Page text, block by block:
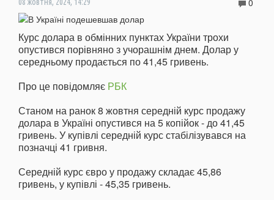
0
Курс долара в обмінних пунктах України трохи
опустився порівняно з учорашнім днем. Долар у
середньому продається по 41,45 гривень.
Про це повідомляє РБК
Станом на ранок 8 жовтня середній курс продажу
долара в Україні опустився на 5 копійок - до 41,45
гривень. У купівлі середній курс стабілізувався на
позначці 41 гривня.
Середній курс євро у продажу складає 45,86
гривень, у купівлі - 45,35 гривень.